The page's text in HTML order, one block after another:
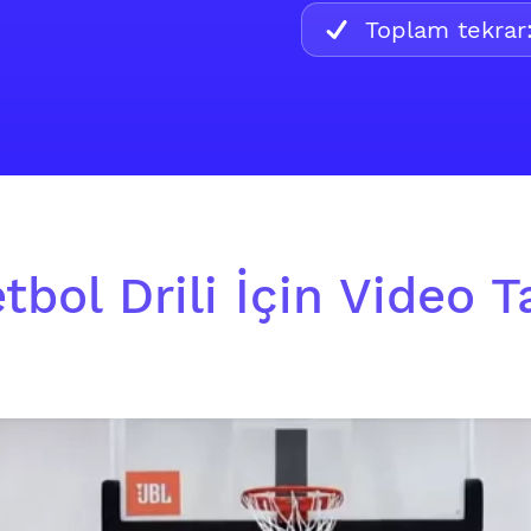
Toplam
Drili İçin Video